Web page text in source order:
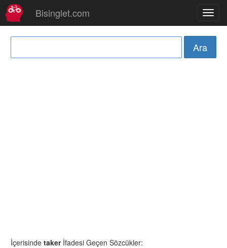
Bisinglet.com
İçerisinde taker İfadesi Geçen Sözcükler: